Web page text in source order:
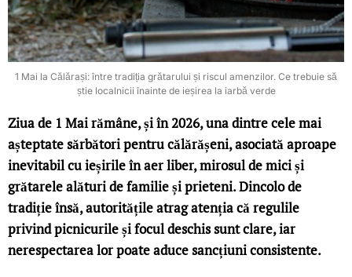
1 Mai la Călărași: între tradiția grătarului și riscul amenzilor. Ce trebuie să
știe localnicii înainte de ieșirea la iarbă verde
Ziua de 1 Mai rămâne, și în 2026, una dintre cele mai
așteptate sărbători pentru călărășeni, asociată aproape
inevitabil cu ieșirile în aer liber, mirosul de mici și
grătarele alături de familie și prieteni. Dincolo de
tradiție însă, autoritățile atrag atenția că regulile
privind picnicurile și focul deschis sunt clare, iar
nerespectarea lor poate aduce sancțiuni consistente.